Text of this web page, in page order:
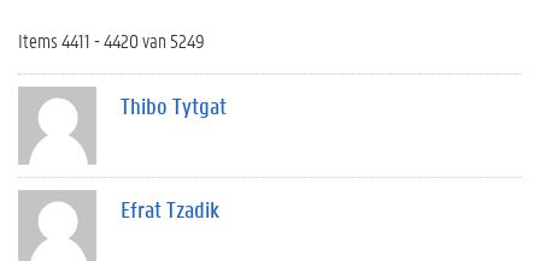
Items 4411 - 4420 van 5249
Thibo Tytgat
Efrat Tzadik